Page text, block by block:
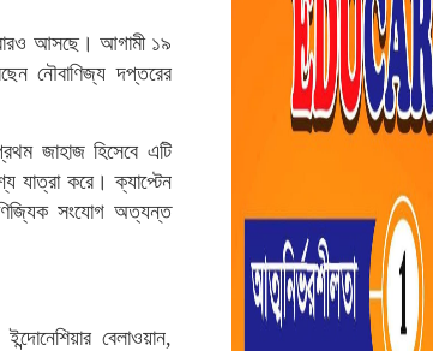
আসছে। আগামী ১৯
নৌবাণিজ্য দপ্তরের
জাহাজ হিসেবে এটি
যাত্রা করে। ক্যাপ্টেন
সংযোগ অত্যন্ত
বেলাওয়ান,